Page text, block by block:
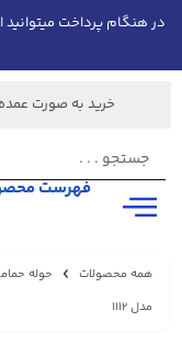
در هنگام پرداخت
خرید به صورت عمده
فهرست
همه محصولات حوله
مدل 1112